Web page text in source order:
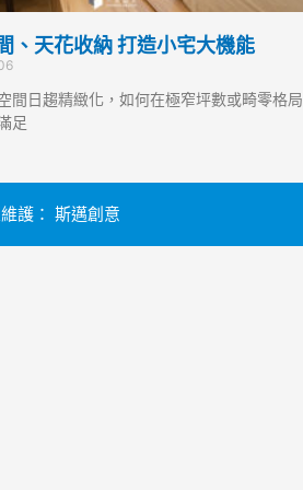
、天花收納 打造小宅大機能
間日趨精緻化，如何在極窄坪數或畸零格局
足
護： 斯邁創意